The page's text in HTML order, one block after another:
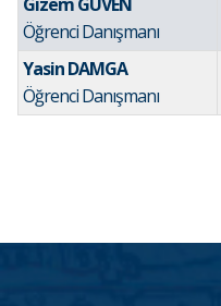
Öğrenci Danışmanı
Yasin DAMGA
Öğrenci Danışmanı